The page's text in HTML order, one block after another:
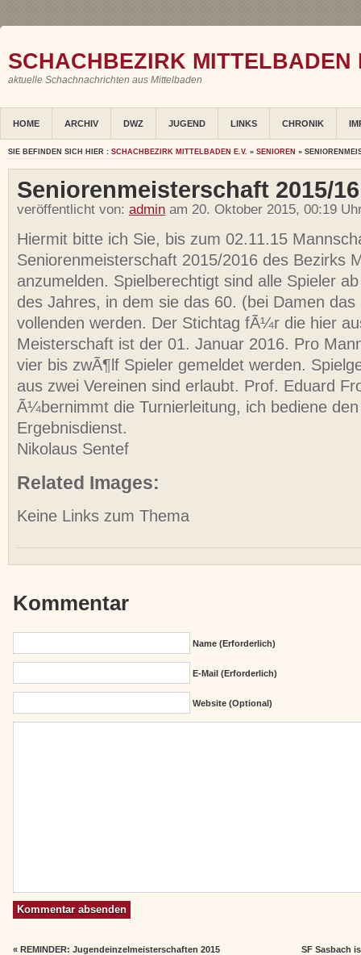
SCHACHBEZIRK MITTELBADEN
aktuelle Schachnachrichten aus Mittelbaden
HOME ARCHIV DWZ JUGEND LINKS CHRONIK
SIE BEFINDEN SICH HIER : SCHACHBEZIRK MITTELBADEN E.V. » SENIOREN »
Seniorenmeisterschaft 2015/16
veröffentlicht von: admin am 20. Oktober 2015, 00:19
Hiermit bitte ich Sie, bis zum 02.11.15
Seniorenmeisterschaft 2015/2016 des Bezirks
anzumelden. Spielberechtigt sind alle Spieler
des Jahres, in dem sie das 60. (bei Damen
vollenden werden. Der Stichtag fÃ¼r die hier
Meisterschaft ist der 01. Januar 2016. Pro
vier bis zwÃ¶lf Spieler gemeldet werden.
aus zwei Vereinen sind erlaubt. Prof. Eduard
Ã¼bernimmt die Turnierleitung, ich bediene
Ergebnisdienst.
Nikolaus Sentef
Related Images:
Keine Links zum Thema
Kommentar
Name (erforderlich)
E-Mail (erforderlich)
Website (Optional)
«REMINDER: Jugendeinzelmeisterschaften 2015 SF Sasbach